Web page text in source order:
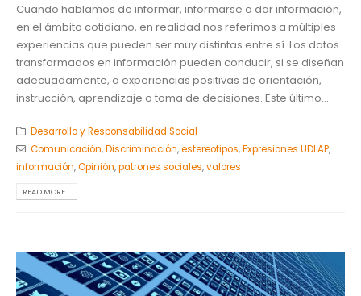
Cuando hablamos de informar, informarse o dar información,
en el ámbito cotidiano, en realidad nos referimos a múltiples
experiencias que pueden ser muy distintas entre sí. Los datos
transformados en información pueden conducir, si se diseñan
adecuadamente, a experiencias positivas de orientación,
instrucción, aprendizaje o toma de decisiones. Este último...
Desarrollo y Responsabilidad Social
Comunicación,Discriminación,estereotipos,Expresiones UDLAP,
información,Opinión,patrones sociales,valores
READ MORE...